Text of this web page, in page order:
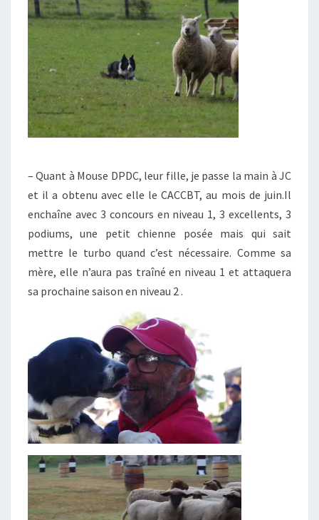
– Quant à Mouse DPDC, leur fille, je passe la main à JC
et il a obtenu avec elle le CACCBT, au mois de juin.Il
enchaîne avec 3 concours en niveau 1, 3 excellents, 3
podiums, une petit chienne posée mais qui sait
mettre le turbo quand c’est nécessaire. Comme sa
mère, elle n’aura pas traîné en niveau 1 et attaquera
sa prochaine saison en niveau 2 .